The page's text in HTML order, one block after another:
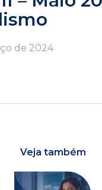
de 2024
Veja também